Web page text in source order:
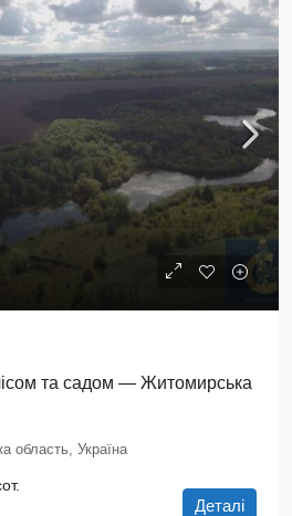
та садом — Житомирська
область, Україна
Деталі